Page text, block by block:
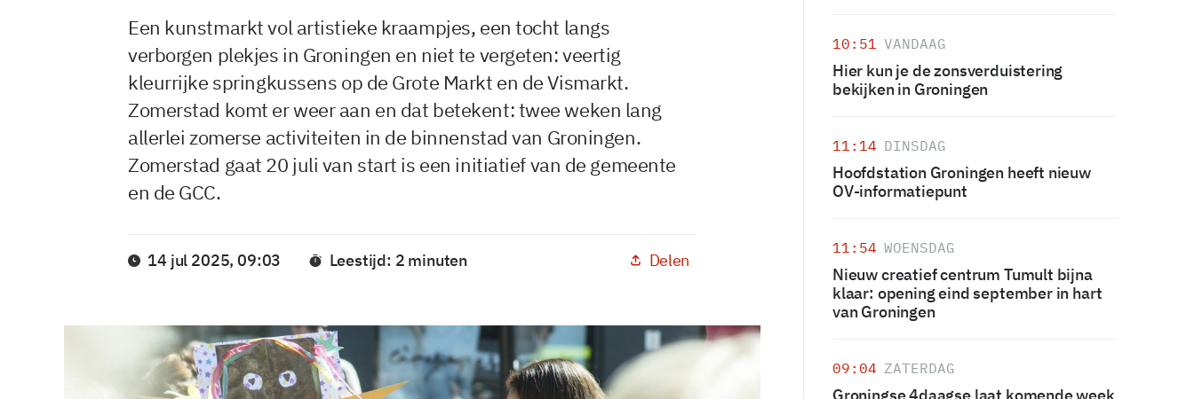
Een kunstmarkt vol artistieke kraampjes, een tocht langs
verborgen plekjes in Groningen en niet te vergeten: veertig
kleurrijke springkussens op de Grote Markt en de Vismarkt.
Zomerstad komt er weer aan en dat betekent: twee weken lang
allerlei zomerse activiteiten in de binnenstad van Groningen.
Zomerstad gaat 20 juli van start is een initiatief van de gemeente
en de GCC.
14 jul 2025, 09:03 Leestijd: 2 minuten Delen
10:51 VANDAAG
Hier kun je de zonsverduistering
bekijken in Groningen
11:14 DINSDAG
Hoofdstation Groningen heeft nieuw
OV-informatiepunt
11:54 WOENSDAG
Nieuw creatief centrum Tumult bijna
klaar: opening eind september in hart
van Groningen
09:04 ZATERDAG